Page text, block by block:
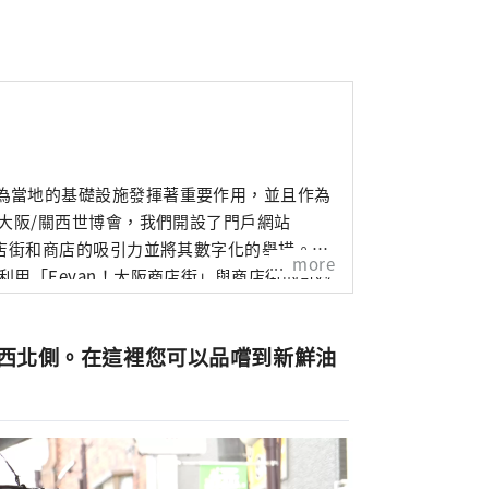
地的基礎設施發揮著重要作用，並且作為
阪/關西世博會，我們開設了門戶網站
和商店的吸引力並將其數字化的舉措。
用「Eeyan！大阪商店街」與商店街的奇妙
more
北側。在這裡您可以品嚐到新鮮油